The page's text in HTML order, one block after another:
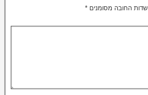
שדות החובה מסומנים *